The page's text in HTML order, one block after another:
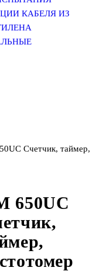
КАБЕЛЯ ИЗ
Счетчик, таймер,
650UC